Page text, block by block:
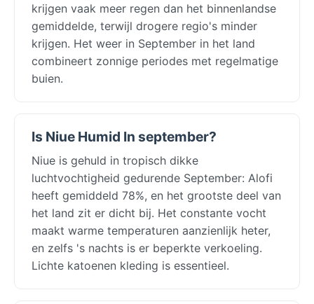
krijgen vaak meer regen dan het binnenlandse
gemiddelde, terwijl drogere regio's minder
krijgen. Het weer in September in het land
combineert zonnige periodes met regelmatige
buien.
Is Niue Humid In september?
Niue is gehuld in tropisch dikke
luchtvochtigheid gedurende September: Alofi
heeft gemiddeld 78%, en het grootste deel van
het land zit er dicht bij. Het constante vocht
maakt warme temperaturen aanzienlijk heter,
en zelfs 's nachts is er beperkte verkoeling.
Lichte katoenen kleding is essentieel.